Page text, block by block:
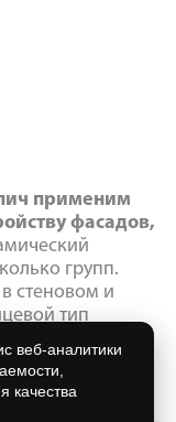
применим
фасадов,
групп.
стеновом и
тип
кирпич с
обладает
веб-аналитики
качества